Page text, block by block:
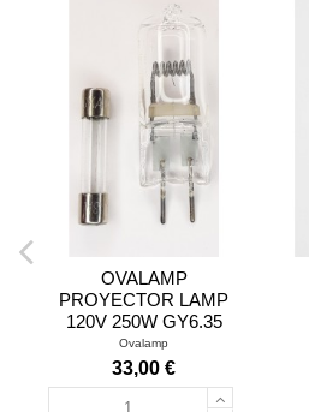
OVALAMP
PROYECTOR LAMP
120V 250W GY6.35
Ovalamp
33,00 €